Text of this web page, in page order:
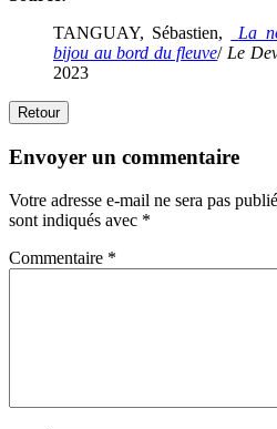
TANGUAY, Sébastien,
La
bijou au bord du fleuve/ Le
2023
Retour
Envoyer un commentaire
Votre adresse e-mail ne sera pas
sont indiqués avec *
Commentaire *